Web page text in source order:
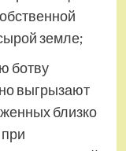
земле;
ботву
выгрызают
близко